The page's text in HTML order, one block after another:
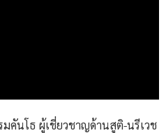
คันโธ ผู้เชี่ยวชาญด้านสูติ-นรีเวช